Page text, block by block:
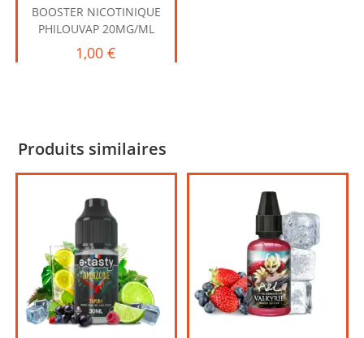
BOOSTER NICOTINIQUE
PHILOUVAP 20MG/ML
1,00€
Produits similaires